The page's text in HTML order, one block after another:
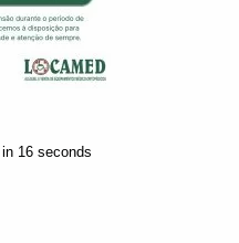
16 seconds